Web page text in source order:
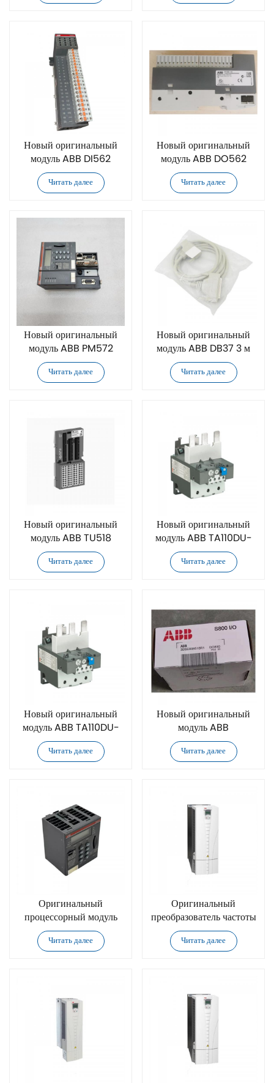
Новый оригинальный
модуль ABB DI562
Читать далее
Новый оригинальный
модуль ABB DO562
Читать далее
Новый оригинальный
модуль ABB PM572
Читать далее
Новый оригинальный
модуль ABB DB37 3 м
Читать далее
Новый оригинальный
модуль ABB TU518
Читать далее
Новый оригинальный
модуль ABB TA110DU-
90M 65-90A
Читать далее
Новый оригинальный
модуль ABB TA110DU-
90 65-90A
Читать далее
Новый оригинальный
модуль ABB
3BSE008510R1 DO810
Читать далее
Оригинальный
процессорный модуль
ABB PM573-ETH
Читать далее
Оригинальный
преобразователь частоты
ABB ACS510-01-012A-
4
Читать далее